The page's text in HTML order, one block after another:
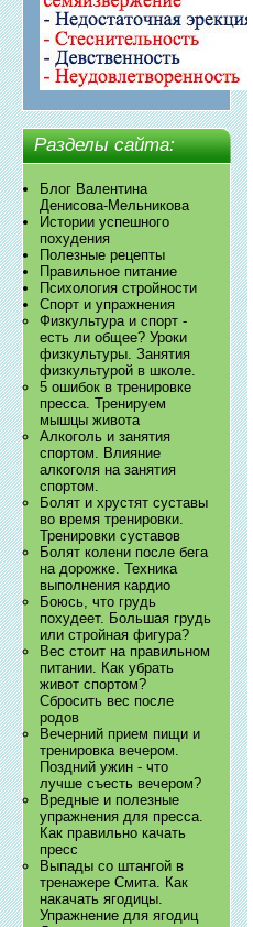
Разделы сайта:
Блог Валентина
Денисова-Мельникова
Истории успешного
похудения
Полезные рецепты
Правильное питание
Психология стройности
Спорт и упражнения
Физкультура и спорт -
есть ли общее? Уроки
физкультуры. Занятия
физкультурой в школе.
5 ошибок в тренировке
пресса. Тренируем
мышцы живота
Алкоголь и занятия
спортом. Влияние
алкоголя на занятия
спортом.
Болят и хрустят суставы
во время тренировки.
Тренировки суставов
Болят колени после бега
на дорожке. Техника
выполнения кардио
Боюсь, что грудь
похудеет. Большая грудь
или стройная фигура?
Вес стоит на правильном
питании. Как убрать
живот спортом?
Сбросить вес после
родов
Вечерний прием пищи и
тренировка вечером.
Поздний ужин - что
лучше съесть вечером?
Вредные и полезные
упражнения для пресса.
Как правильно качать
пресс
Выпады со штангой в
тренажере Смита. Как
накачать ягодицы.
Упражнение для ягодиц